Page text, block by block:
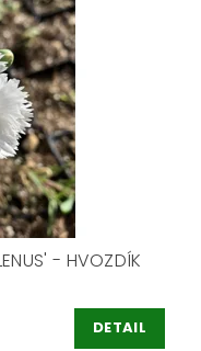
- HVOZDÍK
DETAIL